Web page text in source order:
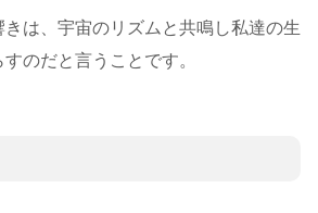
は、宇宙のリズムと共鳴し私達の生
のだと言うことです。